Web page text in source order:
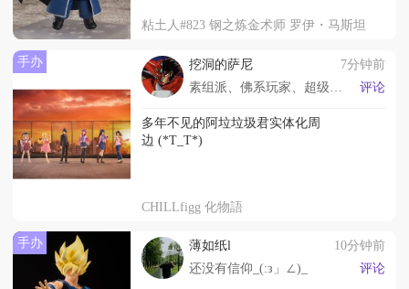
粘土人#823 钢之炼金术师 罗伊・马斯坦
手办 挖洞的萨尼
7分钟前
评论
多年不见的阿垃垃圾君实体化周
边 (*T_T*)
CHILLfigg 化物語
手办 薄如纸l
10分钟前
还没有信仰_(:з」∠)_
评论